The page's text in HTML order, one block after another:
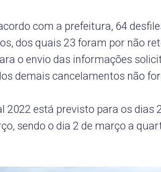
com a prefeitura, 64
dos quais 23 foram por não
o envio das informações
demais cancelamentos não
2022 está previsto para os dias
sendo o dia 2 de março a